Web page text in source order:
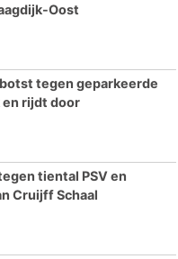
Oost
tegen geparkeerde
rijdt door
tiental PSV en
Cruijff Schaal